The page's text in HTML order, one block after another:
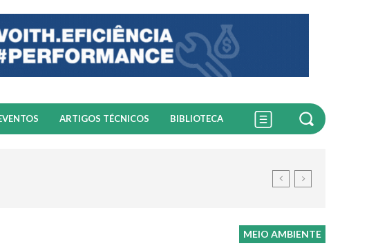
ARTIGOS TÉCNICOS BIBLIOTECA
MEIO AMBIENTE